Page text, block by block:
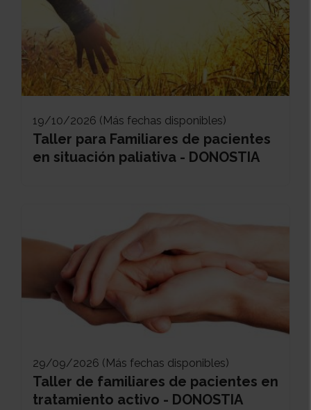
19/10/2026 (Más fechas disponibles)
Taller para Familiares de pacientes
en situación paliativa - DONOSTIA
29/09/2026 (Más fechas disponibles)
Taller de familiares de pacientes en
tratamiento activo - DONOSTIA